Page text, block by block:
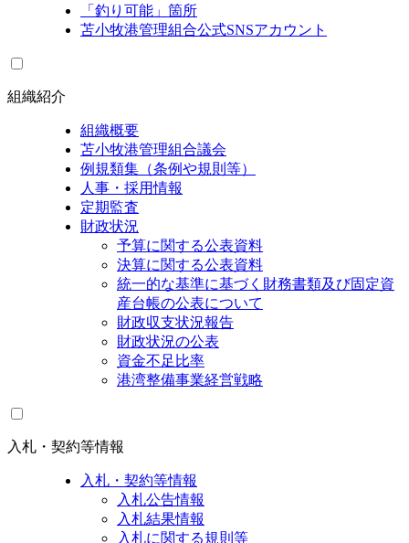
「釣り可能」箇所
苫小牧港管理組合公式SNSアカウント
組織紹介
組織概要
苫小牧港管理組合議会
例規類集（条例や規則等）
人事・採用情報
定期監査
財政状況
予算に関する公表資料
決算に関する公表資料
統一的な基準に基づく財務書類及び固定資
産台帳の公表について
財政収支状況報告
財政状況の公表
資金不足比率
港湾整備事業経営戦略
入札・契約等情報
入札・契約等情報
入札公告情報
入札結果情報
入札に関する規則等